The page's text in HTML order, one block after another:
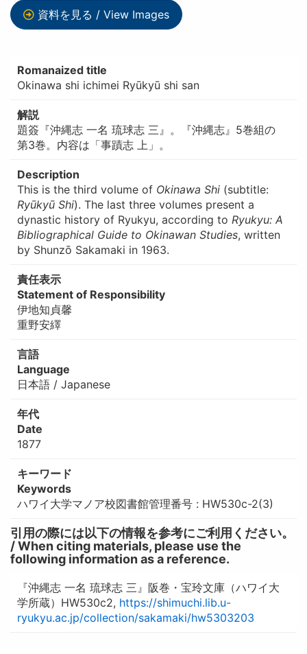
資料を見る / View Images
Romanaized title
Okinawa shi ichimei Ryūkyū shi san
解説
題簽『沖縄志 一名 琉球志 三』。『沖縄志』5巻組の
第3巻。内容は「事蹟志 上」。
Description
This is the third volume of Okinawa Shi(subtitle:
Ryūkyū Shi). The last three volumes present a
dynastic history of Ryukyu, according to Ryukyu: A
Bibliographical Guide to Okinawan Studies, written
by Shunzō Sakamaki in 1963.
責任表示
Statement of Responsibility
伊地知貞馨
重野安繹
言語
Language
日本語 / Japanese
年代
Date
1877
キーワード
Keywords
ハワイ大学マノア校図書館管理番号 : HW530c-2(3)
引用の際には以下の情報を参考にご利用ください。
/ When citing materials, please use the
following information as a reference.
『沖縄志 一名 琉球志 三』阪巻・宝玲文庫（ハワイ大
学所蔵）HW530c2, https://shimuchi.lib.u-
ryukyu.ac.jp/collection/sakamaki/hw5303203